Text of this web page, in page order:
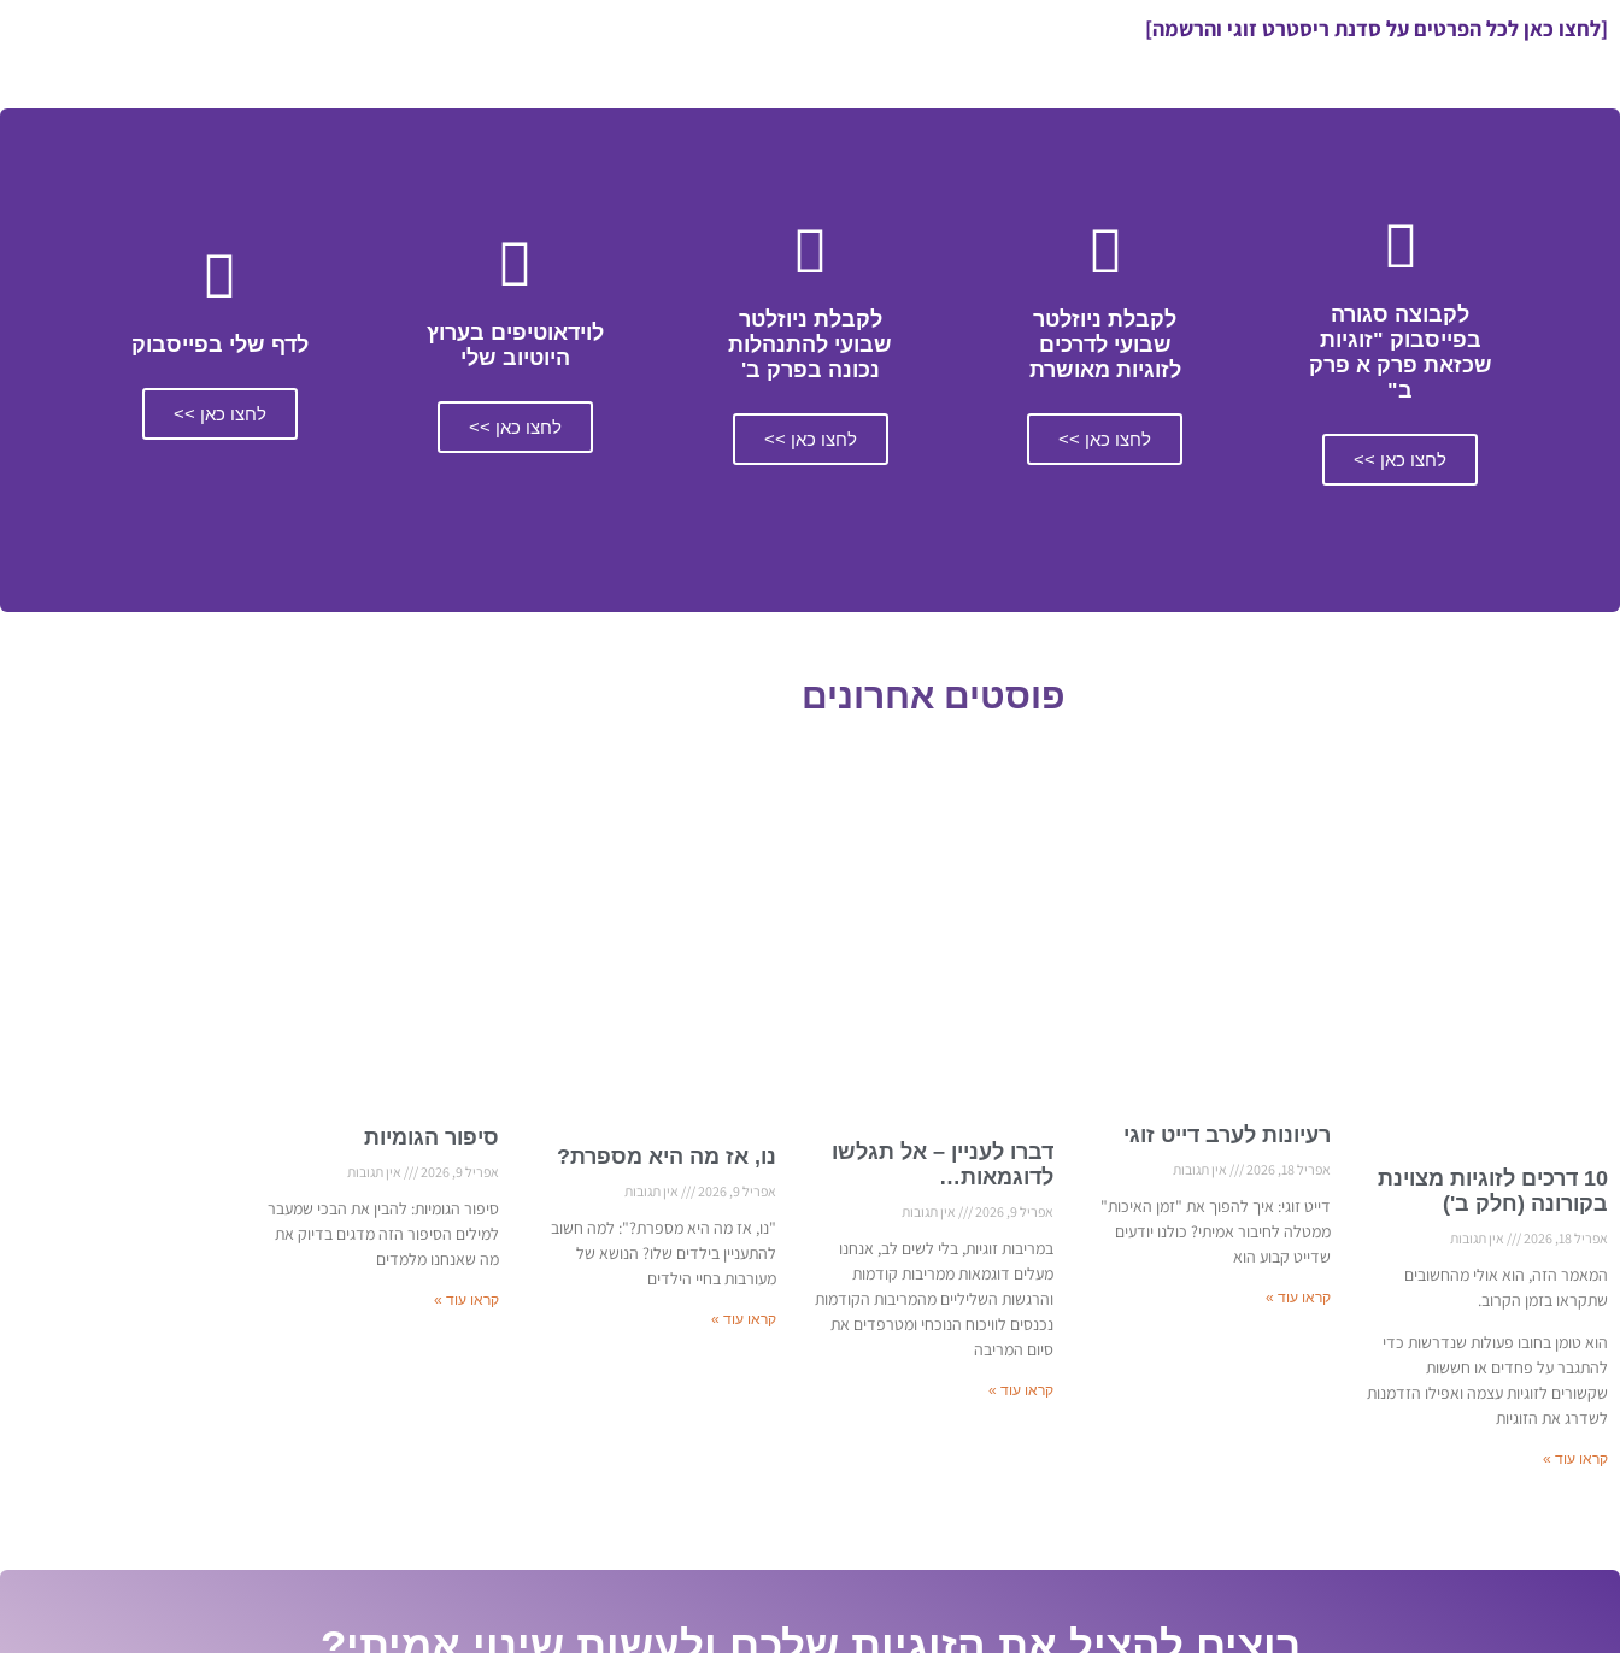
[לחצו כאן לכל הפרטים על סדנת ריסטרט זוגי והרשמה]
לקבוצה סגורה
בפייסבוק "זוגיות
שכזאת פרק א פרק
ב"
לחצו כאן >>
לקבלת ניוזלטר
שבועי לדרכים
לזוגיות מאושרת
לחצו כאן >>
לקבלת ניוזלטר
שבועי להתנהלות
נכונה בפרק ב'
לחצו כאן >>
לוידאוטיפים בערוץ
היוטיוב שלי
לחצו כאן >>
לדף שלי בפייסבוק
לחצו כאן >>
פוסטים אחרונים
10 דרכים לזוגיות מצוינת
בקורונה (חלק ב')
אפריל 18, 2026 אין תגובות
המאמר הזה, הוא אולי מהחשובים
שתקראו בזמן הקרוב.
הוא טומן בחובו פעולות שנדרשות כדי
להתגבר על פחדים או חששות
שקשורים לזוגיות עצמה ואפילו הזדמנות
לשדרג את הזוגיות
קראו עוד »
רעיונות לערב דייט זוגי
אפריל 18, 2026 אין תגובות
דייט זוגי: איך להפוך את "זמן האיכות"
ממטלה לחיבור אמיתי? כולנו יודעים
שדייט קבוע הוא
קראו עוד »
דברו לעניין – אל תגלשו
לדוגמאות…
אפריל 9, 2026 אין תגובות
במריבות זוגיות, בלי לשים לב, אנחנו
מעלים דוגמאות ממריבות קודמות
והרגשות השליליים מהמריבות הקודמות
נכנסים לוויכוח הנוכחי ומטרפדים את
סיום המריבה
קראו עוד »
נו, אז מה היא מספרת?
אפריל 9, 2026 אין תגובות
"נו, אז מה היא מספרת?": למה חשוב
להתעניין בילדים שלו? הנושא של
מעורבות בחיי הילדים
קראו עוד »
סיפור הגומיות
אפריל 9, 2026 אין תגובות
סיפור הגומיות: להבין את הבכי שמעבר
למילים הסיפור הזה מדגים בדיוק את
מה שאנחנו מלמדים
קראו עוד »